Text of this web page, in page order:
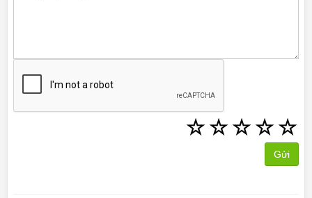
☆
☆
☆
☆
☆
Gửi